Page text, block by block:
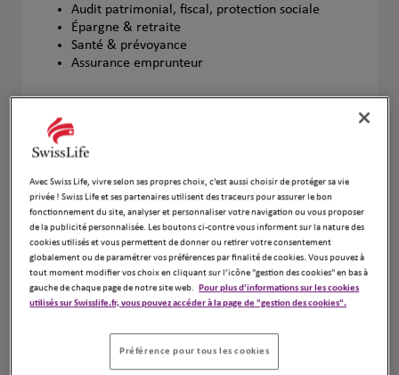
Audit patrimonial, fiscal, protection sociale
Épargne & retraite
Santé & prévoyance
Assurance emprunteur
Avec Swiss Life, vivre selon ses propres choix, c’est aussi choisir de protéger sa vie
privée ! Swiss Life et ses partenaires utilisent des traceurs pour assurer le bon
fonctionnement du site, analyser et personnaliser votre navigation ou vous proposer
de la publicité personnalisée. Les boutons ci-contre vous informent sur la nature des
cookies utilisés et vous permettent de donner ou retirer votre consentement
globalement ou de paramétrer vos préférences par finalité de cookies. Vous pouvez à
tout moment modifier vos choix en cliquant sur l’icône "gestion des cookies" en bas à
gauche de chaque page de notre site web. Pour plus d'informations sur les cookies
utilisés sur Swisslife.fr, vous pouvez accéder à la page de "gestion des cookies".
Préférence pour tous les cookies